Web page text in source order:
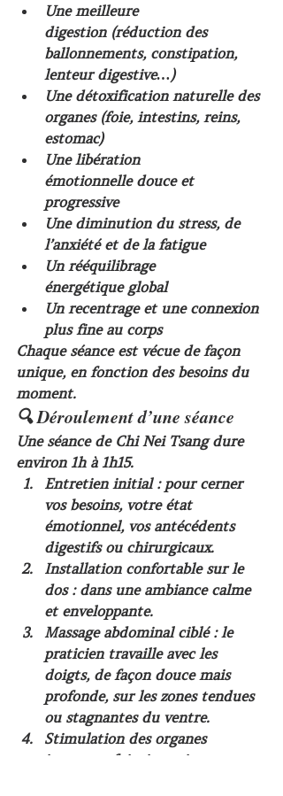
Une meilleure
digestion (réduction des
ballonnements, constipation,
lenteur digestive…)
Une détoxification naturelle des
organes (foie, intestins, reins,
estomac)
Une libération
émotionnelle douce et
progressive
Une diminution du stress, de
l’anxiété et de la fatigue
Un rééquilibrage
énergétique global
Un recentrage et une connexion
plus fine au corps
Chaque séance est vécue de façon
unique, en fonction des besoins du
moment.
🔍 Déroulement d’une séance
Une séance de Chi Nei Tsang dure
environ 1h à 1h15.
Entretien initial : pour cerner
vos besoins, votre état
émotionnel, vos antécédents
digestifs ou chirurgicaux.
Installation confortable sur le
dos : dans une ambiance calme
et enveloppante.
Massage abdominal ciblé : le
praticien travaille avec les
doigts, de façon douce mais
profonde, sur les zones tendues
ou stagnantes du ventre.
Stimulation des organes
internes
: foie, intestins,